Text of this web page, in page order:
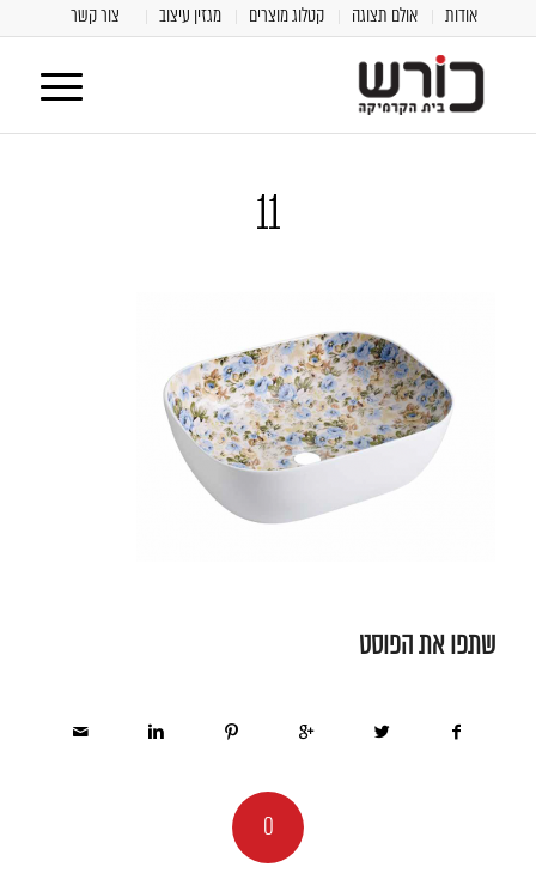
אודות אולם תצוגה קטלוג מוצרים מגזין עיצוב צור קשר
11
שתפו את הפוסט
0